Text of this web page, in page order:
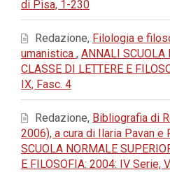
di Pisa, 1-230
Redazione, Filologia e
umanistica , ANNALI SCUOLA
CLASSE DI LETTERE E
IX, Fasc. 4
Redazione, Bibliografia di
2006), a cura di Ilaria Pavan e
SCUOLA NORMALE
E FILOSOFIA: 2004: IV Serie,